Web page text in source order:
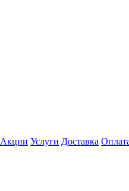
Акции Услуги Доставка